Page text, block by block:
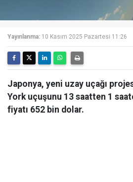
Yayınlanma: 10 Kasım 2025 Pazartesi 11:26
Japonya, yeni uzay uçağı
York uçuşunu 13 saatten 1
fiyatı 652 bin dolar.